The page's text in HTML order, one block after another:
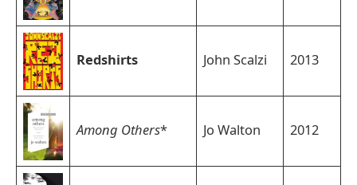
Redshirts John Scalzi 2013
Among Others* Jo Walton 2012